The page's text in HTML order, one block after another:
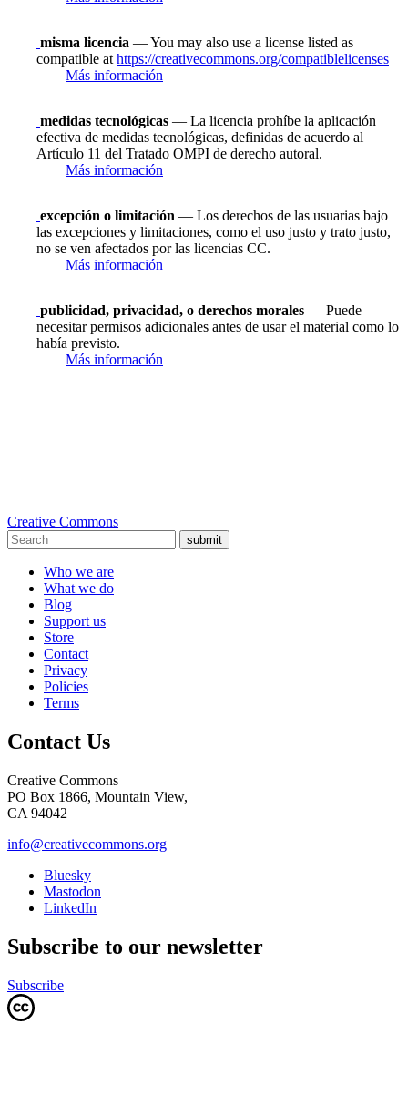
misma licencia — You may also use a license listed as
compatible at https://creativecommons.org/compatiblelicenses
Más información
medidas tecnológicas — La licencia prohíbe la aplicación
efectiva de medidas tecnológicas, definidas de acuerdo al
Artículo 11 del Tratado OMPI de derecho autoral.
Más información
excepción o limitación — Los derechos de las usuarias bajo
las excepciones y limitaciones, como el uso justo y trato justo,
no se ven afectados por las licencias CC.
Más información
publicidad, privacidad, o derechos morales — Puede
necesitar permisos adicionales antes de usar el material como lo
había previsto.
Más información
Creative Commons
submit
Who we are
What we do
Blog
Support us
Store
Contact
Privacy
Policies
Terms
Contact Us
Creative Commons
PO Box 1866, Mountain View,
CA 94042
info@creativecommons.org
Bluesky
Mastodon
LinkedIn
Subscribe to our newsletter
Subscribe